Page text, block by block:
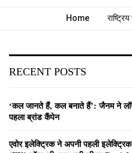
Home
RECENT POSTS
‘कल जानते हैं, कल बनाते हैं’: जैनम ने
पहला ब्रांड कैंपेन
एवोर इलेक्ट्रिक ने अपनी पहली